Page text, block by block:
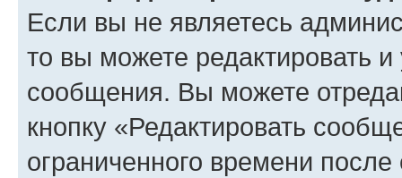
Если вы не являетесь
то вы можете редактировать
сообщения. Вы можете
кнопку «Редактировать
ограниченного времени